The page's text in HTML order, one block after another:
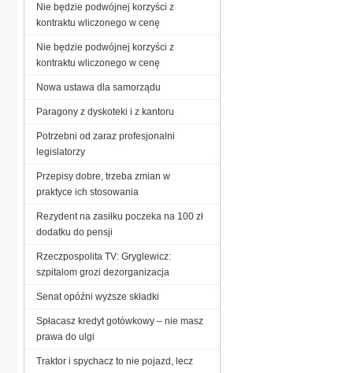
Nie będzie podwójnej korzyści z
kontraktu wliczonego w cenę
Nie będzie podwójnej korzyści z
kontraktu wliczonego w cenę
Nowa ustawa dla samorządu
Paragony z dyskoteki i z kantoru
Potrzebni od zaraz profesjonalni
legislatorzy
Przepisy dobre, trzeba zmian w
praktyce ich stosowania
Rezydent na zasiłku poczeka na 100 zł
dodatku do pensji
Rzeczpospolita TV: Gryglewicz:
szpitalom grozi dezorganizacja
Senat opóźni wyższe składki
Spłacasz kredyt gotówkowy – nie masz
prawa do ulgi
Traktor i spychacz to nie pojazd, lecz